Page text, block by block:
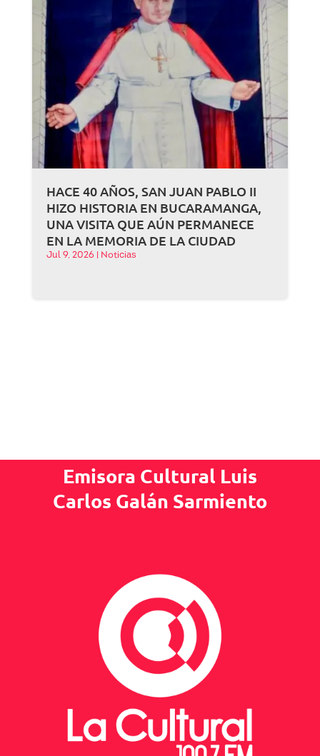
HACE 40 AÑOS, SAN JUAN PABLO II
HIZO HISTORIA EN BUCARAMANGA,
UNA VISITA QUE AÚN PERMANECE
EN LA MEMORIA DE LA CIUDAD
Jul 9, 2026 Noticias
Emisora Cultural Luis
Carlos Galán Sarmiento